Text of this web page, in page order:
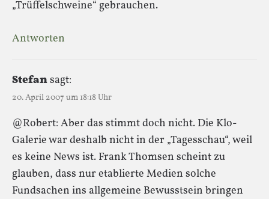
„Trüffelschweine“ gebrauchen.
Antworten
Stefansagt:
20. April 2007 um 18:18 Uhr
@Robert: Aber das stimmt doch nicht. Die Klo-
Galerie war deshalb nicht in der „Tagesschau“, weil
es keine News ist. Frank Thomsen scheint zu
glauben, dass nur etablierte Medien solche
Fundsachen ins allgemeine Bewusstsein bringen